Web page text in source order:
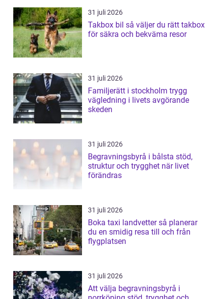
31 juli 2026
Takbox bil så väljer du rätt takbox
för säkra och bekväma resor
31 juli 2026
Familjerätt i stockholm trygg
vägledning i livets avgörande
skeden
31 juli 2026
Begravningsbyrå i bålsta stöd,
struktur och trygghet när livet
förändras
31 juli 2026
Boka taxi landvetter så planerar
du en smidig resa till och från
flygplatsen
31 juli 2026
Att välja begravningsbyrå i